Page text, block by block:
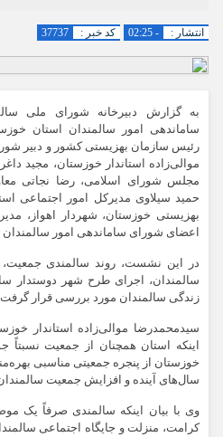
انتشار : - 02:25 کد خبر : 37737
به گزارش دبیرخانه شورای ملی
ساماندهی امور سالمندان استان
رئیس سازمان بهزیستی کشور و دبیر
موالی‌زاده استاندار خوزستان، مجید
مجلس شورای اسلامی، رضا نجاتی
حمید سیلاوی مدیرکل امور اجتماعی
بهزیستی خوزستان، شهردار اهواز،
اعضای شورای ساماندهی امور سالمندان
در این نشست، روند سالمندی جمعیت،
سالمندان، اجرای طرح شهر دوستدار
زندگی سالمندان مورد بررسی قرار گرفت.
سیدمحمدرضا موالی‌زاده استاندار
اینکه استان همچنان از جمعیت نسبتاً
خوزستان از پنجره جمعیتی مناسبی
سال‌های آینده و افزایش جمعیت سالمندان
وی با بیان اینکه سالمندی صرفاً یک
کرامت، منزلت و جایگاه اجتماعی